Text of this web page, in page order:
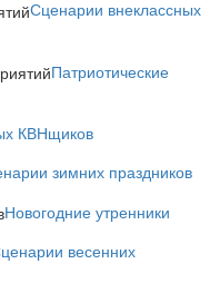
Сценарии внеклассных
Патриотические
КВНщиков
зимних праздников
Новогодние утренники
весенних